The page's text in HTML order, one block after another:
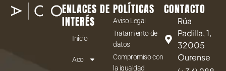
ENLACES DE
INTERÉS
Inicio
Aco
POLÍTICAS
Aviso Legal
Tratamiento de
datos
Compromiso con
la igualdad
CONTACTO
Rúa
Padilla, 1,
32005
Ourense